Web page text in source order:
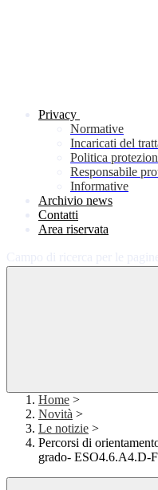
Privacy
Normative
Incaricati del
Politica
Responsabile
Informative
Archivio news
Contatti
Area riservata
Home >
Novità >
Le notizie >
Percorsi di
grado- ESO4.6.A4.D-